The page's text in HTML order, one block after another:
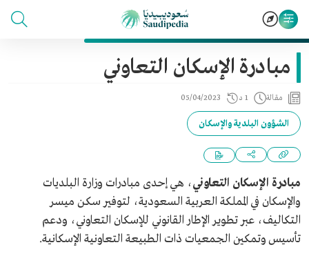
مبادرة الإسكان التعاوني
مقالة 1 د 05/04/2023
الشؤون البلدية والإسكان
مبادرة الإسكان التعاوني، هي إحدى مبادرات وزارة البلديات
والإسكان في المملكة العربية السعودية، لتوفير سكن ميسر
التكاليف، عبر تطوير الإطار القانوني للإسكان التعاوني، ودعم
تأسيس وتمكين الجمعيات ذات الطبيعة التعاونية الإسكانية.